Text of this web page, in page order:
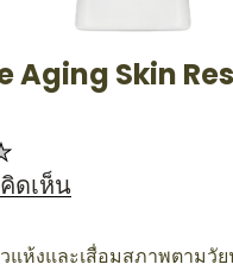
Aging Skin
ดเห็น
แห้งและเสื่อมสภาพตามวั